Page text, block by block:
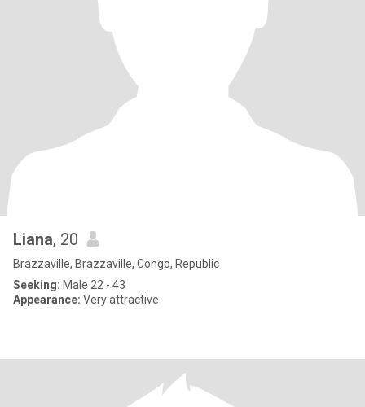
Liana, 20
Brazzaville, Brazzaville, Congo, Republic
Seeking: Male 22 - 43
Appearance: Very attractive